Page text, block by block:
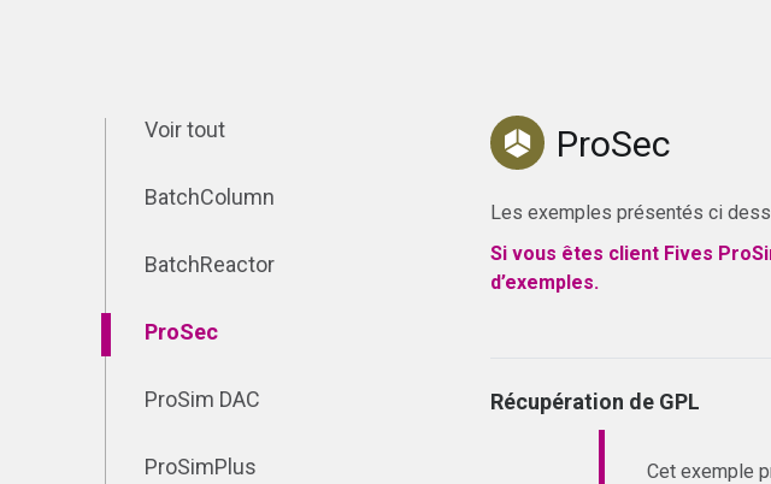
Voir tout
BatchColumn
BatchReactor
ProSec
ProSim DAC
ProSimPlus
ProSec
Les exemples présentés ci
Si vous êtes client Fives
d’exemples.
Récupération de GPL
Cet exemple